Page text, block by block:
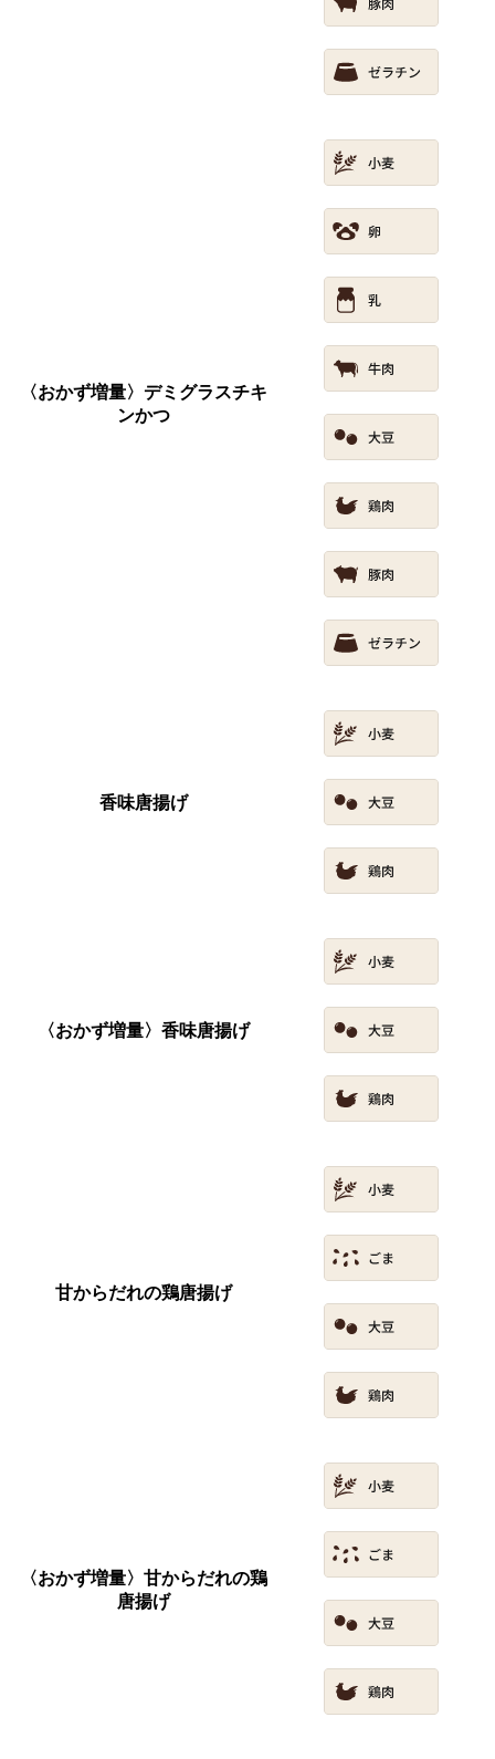
〈おかず増量〉デミグラスチキ
ンかつ
香味唐揚げ
〈おかず増量〉香味唐揚げ
甘からだれの鶏唐揚げ
〈おかず増量〉甘からだれの鶏
唐揚げ